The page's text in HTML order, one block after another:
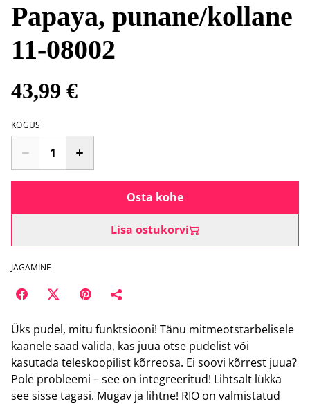
Papaya, punane/kollane
11-08002
43,99 €
KOGUS
Osta kohe
Lisa ostukorvi
JAGAMINE
Üks pudel, mitu funktsiooni! Tänu mitmeotstarbelisele
kaanele saad valida, kas juua otse pudelist või
kasutada teleskoopilist kõrreosa. Ei soovi kõrrest juua?
Pole probleemi – see on integreeritud! Lihtsalt lükka
see sisse tagasi. Mugav ja lihtne! RIO on valmistatud